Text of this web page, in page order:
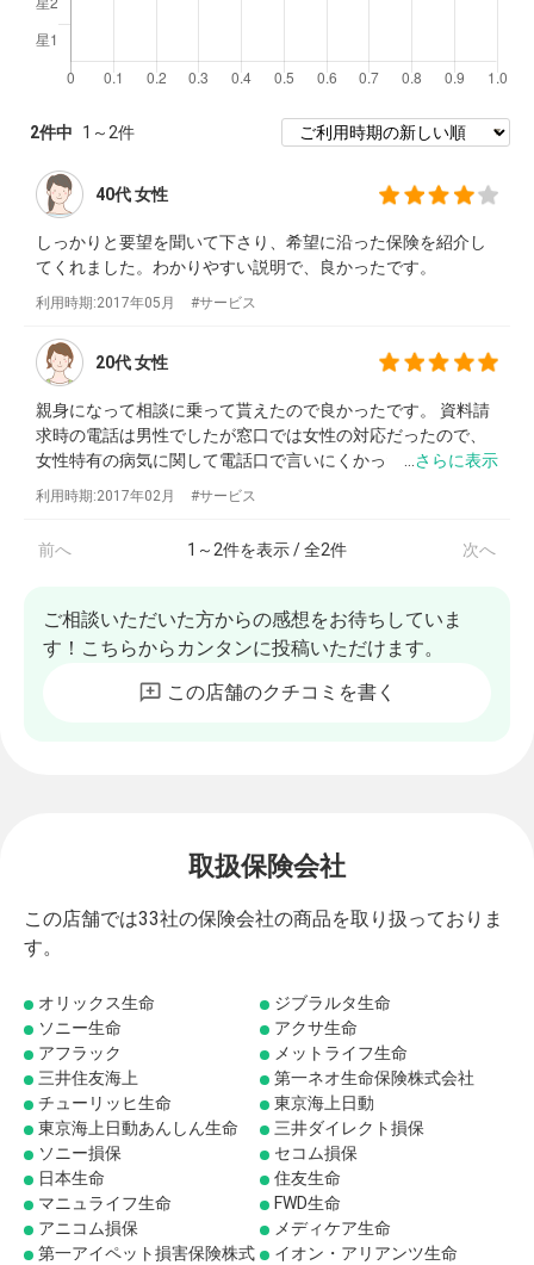
2件中 1 ～ 2件
40代女性
しっかりと要望を聞いて下さり、希望に沿った保険を紹介し
てくれました。わかりやすい説明で、良かったです。
利用時期:2017年05月 サービス
20代女性
親身になって相談に乗って貰えたので良かったです。 資料請
求時の電話は男性でしたが窓口では女性の対応だったので、
女性特有の病気に関して電話口で言いにくかった事も安さらに表示
利用時期:2017年02月 サービス
前へ 1 ～2件を表示 / 全2件 次へ
ご相談いただいた方からの感想をお待ちしていま
す！こちらからカンタンに投稿いただけます。
この店舗のクチコミを書く
取扱保険会社
この店舗では33社の保険会社の商品を取り扱っておりま
す。
オリックス生命
ジブラルタ生命
ソニー生命
アクサ生命
アフラック
メットライフ生命
三井住友海上
第一ネオ生命保険株式会社
チューリッヒ生命
東京海上日動
東京海上日動あんしん生命
三井ダイレクト損保
ソニー損保
セコム損保
日本生命
住友生命
マニュライフ生命
FWD生命
アニコム損保
メディケア生命
第一アイペット損害保険株式
イオン・アリアンツ生命